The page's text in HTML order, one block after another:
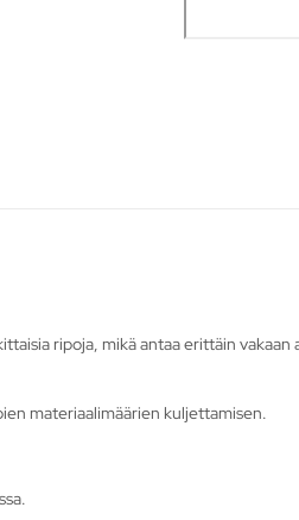
ripoja, mikä antaa erittäin
materiaalimäärien kuljettamisen.